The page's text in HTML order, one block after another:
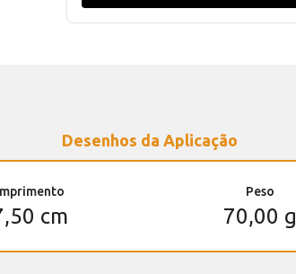
Desenhos da Aplicação
cm
Peso
70,00 g